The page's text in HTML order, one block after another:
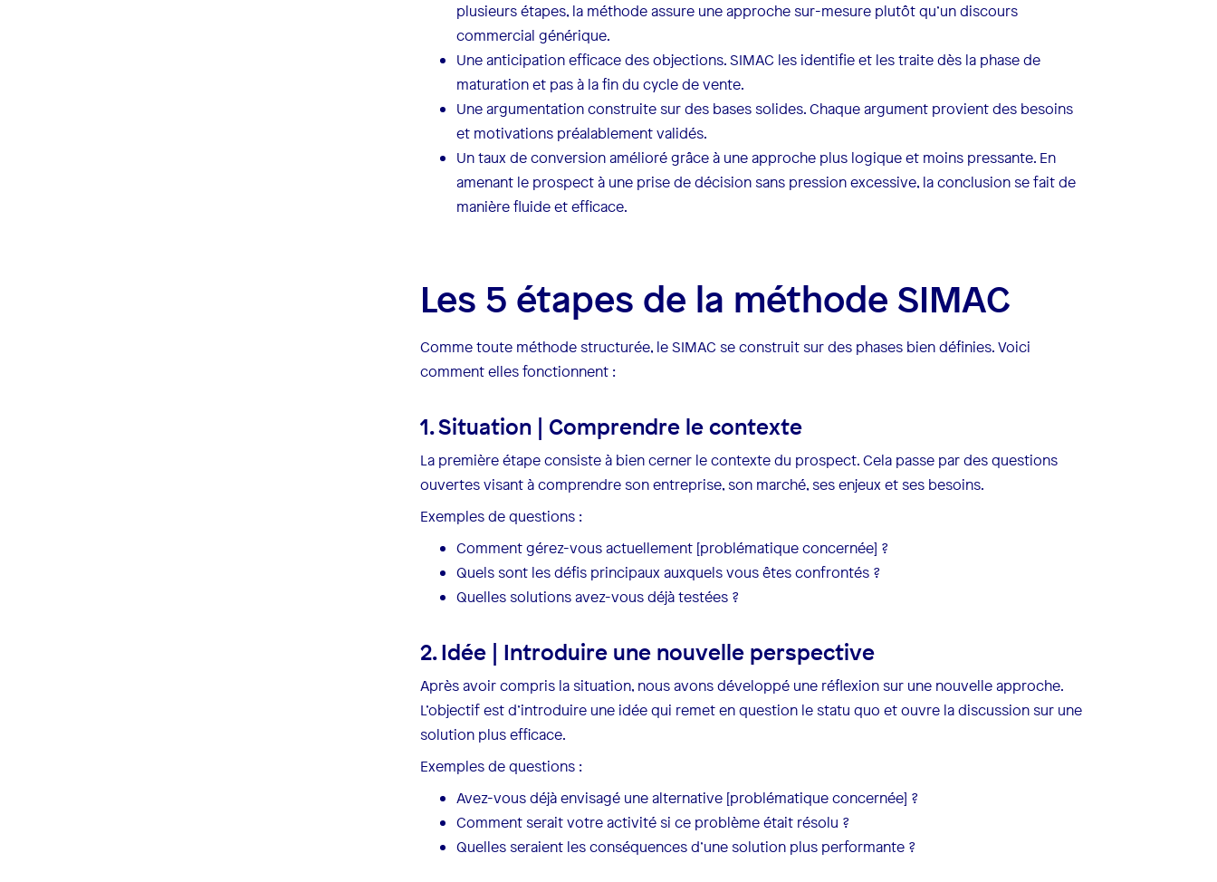
plusieurs étapes, la méthode assure une approche sur-mesure plutôt qu’un discours
commercial générique.
Une anticipation efficace des objections. SIMAC les identifie et les traite dès la phase de
maturation et pas à la fin du cycle de vente.
Une argumentation construite sur des bases solides. Chaque argument provient des besoins
et motivations préalablement validés.
Un taux de conversion amélioré grâce à une approche plus logique et moins pressante. En
amenant le prospect à une prise de décision sans pression excessive, la conclusion se fait de
manière fluide et efficace.
Les 5 étapes de la méthode SIMAC
Comme toute méthode structurée, le SIMAC se construit sur des phases bien définies. Voici
comment elles fonctionnent :
1. Situation | Comprendre le contexte
La première étape consiste à bien cerner le contexte du prospect. Cela passe par des questions
ouvertes visant à comprendre son entreprise, son marché, ses enjeux et ses besoins.
Exemples de questions :
Comment gérez-vous actuellement [problématique concernée] ?
Quels sont les défis principaux auxquels vous êtes confrontés ?
Quelles solutions avez-vous déjà testées ?
2. Idée | Introduire une nouvelle perspective
Après avoir compris la situation, nous avons développé une réflexion sur une nouvelle approche.
L’objectif est d’introduire une idée qui remet en question le statu quo et ouvre la discussion sur une
solution plus efficace.
Exemples de questions :
Avez-vous déjà envisagé une alternative [problématique concernée] ?
Comment serait votre activité si ce problème était résolu ?
Quelles seraient les conséquences d’une solution plus performante ?